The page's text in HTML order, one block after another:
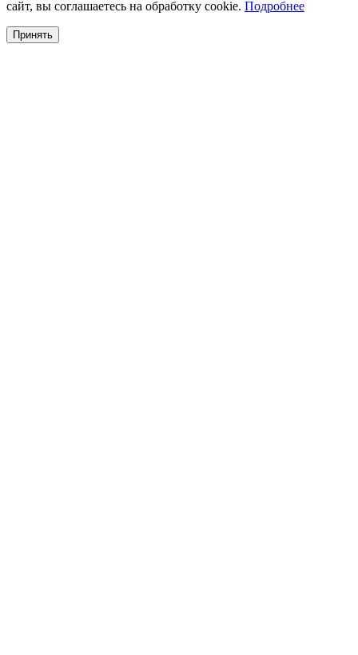
сайт, вы соглашаетесь на обработку cookie. Подробнее
Принять